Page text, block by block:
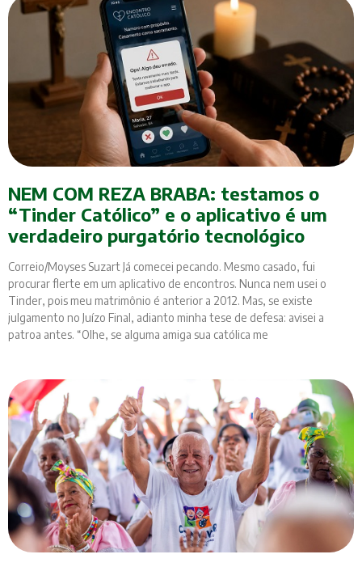
NEM COM REZA BRABA: testamos o
“Tinder Católico” e o aplicativo é um
verdadeiro purgatório tecnológico
Correio/Moyses Suzart Já comecei pecando. Mesmo casado, fui
procurar flerte em um aplicativo de encontros. Nunca nem usei o
Tinder, pois meu matrimônio é anterior a 2012. Mas, se existe
julgamento no Juízo Final, adianto minha tese de defesa: avisei a
patroa antes. “Olhe, se alguma amiga sua católica me